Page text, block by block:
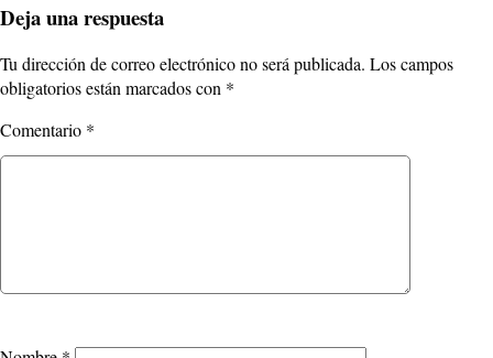
Deja una respuesta
Tu dirección de correo electrónico no será publicada. Los campos
obligatorios están marcados con *
Comentario *